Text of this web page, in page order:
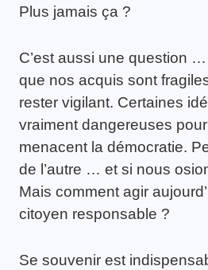
Plus jamais ça ?
C’est aussi une question
que nos acquis sont
rester vigilant. Certaines
vraiment dangereuses
menacent la démocratie.
de l’autre … et si nous
Mais comment agir
citoyen responsable ?
Se souvenir est